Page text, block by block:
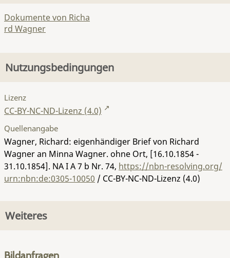
Dokumente von Richa
rd Wagner
Nutzungsbedingungen
Lizenz
CC-BY-NC-ND-Lizenz (4.0)
Quellenangabe
Wagner, Richard: eigenhändiger Brief von Richard
Wagner an Minna Wagner. ohne Ort, [16.10.1854 -
31.10.1854]. NA I A 7 b Nr. 74, https://nbn-resolving.org/
urn:nbn:de:0305-10050 / CC-BY-NC-ND-Lizenz (4.0)
Weiteres
Bildanfragen